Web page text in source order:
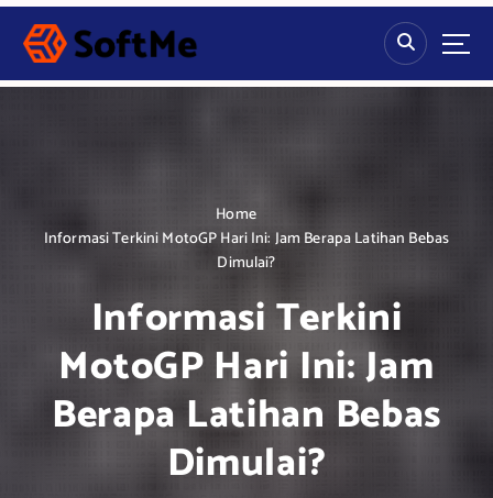
S
p
Home
Informasi Terkini MotoGP Hari Ini: Jam Berapa Latihan Bebas
Dimulai?
Informasi Terkini
MotoGP Hari Ini: Jam
Berapa Latihan Bebas
Dimulai?